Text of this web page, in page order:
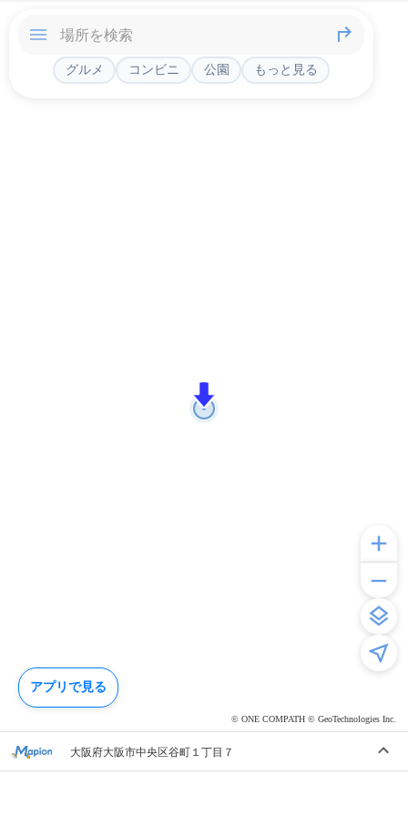
© ONE COMPATH © GeoTechnologies Inc.
グルメ コンビニ 公園 もっと見る
大阪府大阪市中央区谷町１丁目７
アプリで見る